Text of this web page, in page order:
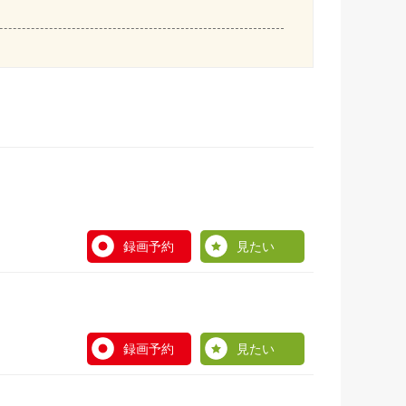
録画予約 見たい
録画予約 見たい